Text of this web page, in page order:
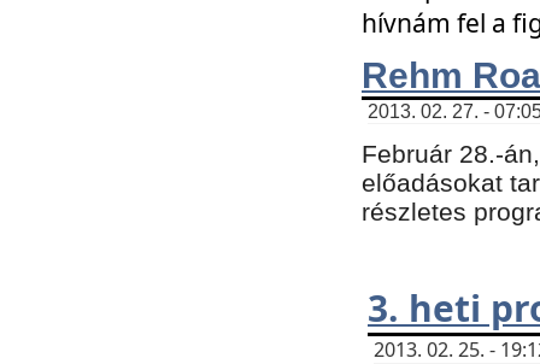
hívnám fel a
Rehm
2013. 02. 27. -
Február 28.-
előadásokat
részletes
3. heti
2013. 02. 25. -